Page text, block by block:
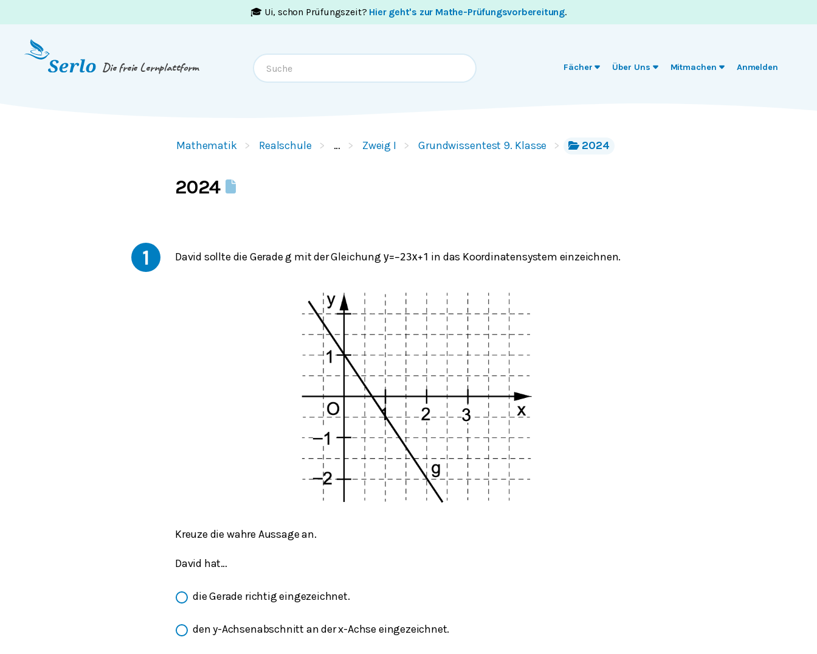
🎓 Ui, schon Prüfungszeit? Hier geht's zur Mathe-Prüfungsvorbereitung.
Die freie Lernplattform Fächer Über Uns Mitmachen Anmelden
Mathematik Realschule … Zweig I Grundwissentest 9. Klasse 2024
2024
1 David sollte die Gerade g mit der Gleichung y=−23x+1 in das Koordinatensystem einzeichnen.
Kreuze die wahre Aussage an.
David hat…
die Gerade richtig eingezeichnet.
den y-Achsenabschnitt an der x-Achse eingezeichnet.